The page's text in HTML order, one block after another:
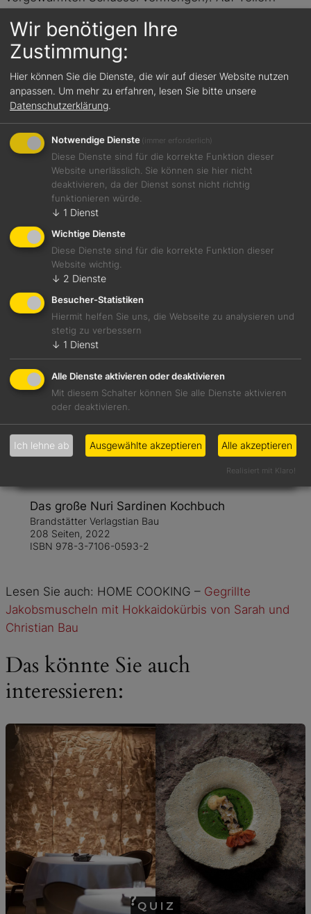
bestreuen, mit ein paar Tropfen Olivenöl beträufeln
und ein paar Drehungen mit der Pfeffermühle darüber
mahlen.
Das große Nuri Sardinen Kochbuch
Brandstätter Verlagstian Bau
208 Seiten, 2022
ISBN 978-3-7106-0593-2
Lesen Sie auch: HOME COOKING – Gegrillte
Jakobsmuscheln mit Hokkaidokürbis von Sarah und
Christian Bau
Das könnte Sie auch
interessieren:
Wir benötigen Ihre
Zustimmung:
Hier können Sie die Dienste, die wir auf dieser Website nutzen
anpassen. Um mehr zu erfahren, lesen Sie bitte unsere
Datenschutzerklärung.
Notwendige Dienste (immer erforderlich)
Diese Dienste sind für die korrekte Funktion dieser
Website unerlässlich. Sie können sie hier nicht
deaktivieren, da der Dienst sonst nicht richtig
funktionieren würde.
↓ 1 Dienst
Wichtige Dienste
Diese Dienste sind für die korrekte Funktion dieser
Website wichtig.
↓ 2 Dienste
Besucher-Statistiken
Hiermit helfen Sie uns, die Webseite zu analysieren und
stetig zu verbessern
↓ 1 Dienst
Alle Dienste aktivieren oder deaktivieren
Mit diesem Schalter können Sie alle Dienste aktivieren
oder deaktivieren.
Ich lehne ab Ausgewählte akzeptieren Alle akzeptieren
Realisiert mit Klaro!